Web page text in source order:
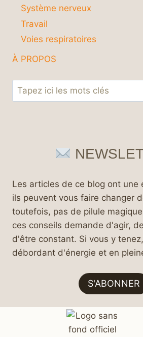
Système nerveux
Travail
Voies respiratoires
À PROPOS
Rechercher
Les articles de ce blog ont une
ils peuvent vous faire changer
toutefois, pas de pilule
ces conseils demande d'agir,
d'être constant. Si vous y
débordant d'énergie et en
S'ABONNER